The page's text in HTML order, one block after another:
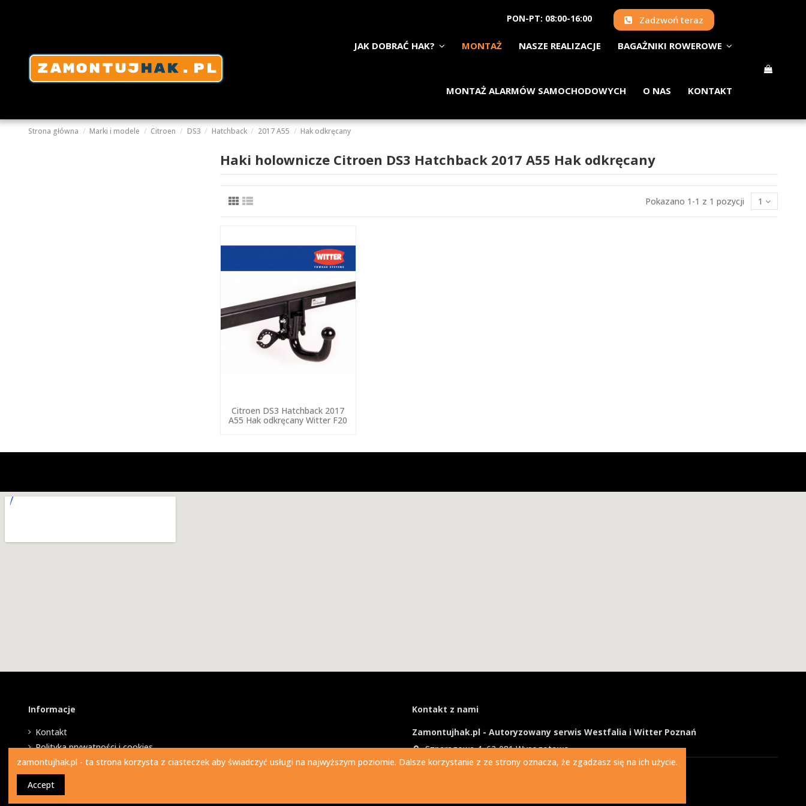
PON-PT: 08:00-16:00 Zadzwoń teraz
JAK DOBRAĆ HAK? MONTAŻ NASZE REALIZACJE BAGAŻNIKI ROWEROWE
MONTAŻ ALARMÓW SAMOCHODOWYCH O NAS KONTAKT
Strona główna Marki i modele Citroen DS3 Hatchback 2017 A55 Hak odkręcany
Haki holownicze Citroen DS3 Hatchback 2017 A55 Hak odkręcany
Pokazano 1-1 z 1 pozycji 1
Citroen DS3 Hatchback 2017
A55 Hak odkręcany Witter F20
Informacje
Kontakt
Polityka prywatności i cookies
Kontakt z nami
Zamontujhak.pl - Autoryzowany serwis Westfalia i Witter Poznań
Szparagowa 4, 62-081 Wysogotowo
730 037 037
zamontujhak.pl - ta strona korzysta z ciasteczek aby świadczyć usługi na najwyższym poziomie. Dalsze korzystanie z ze strony oznacza, że zgadzasz się na ich użycie.
Accept